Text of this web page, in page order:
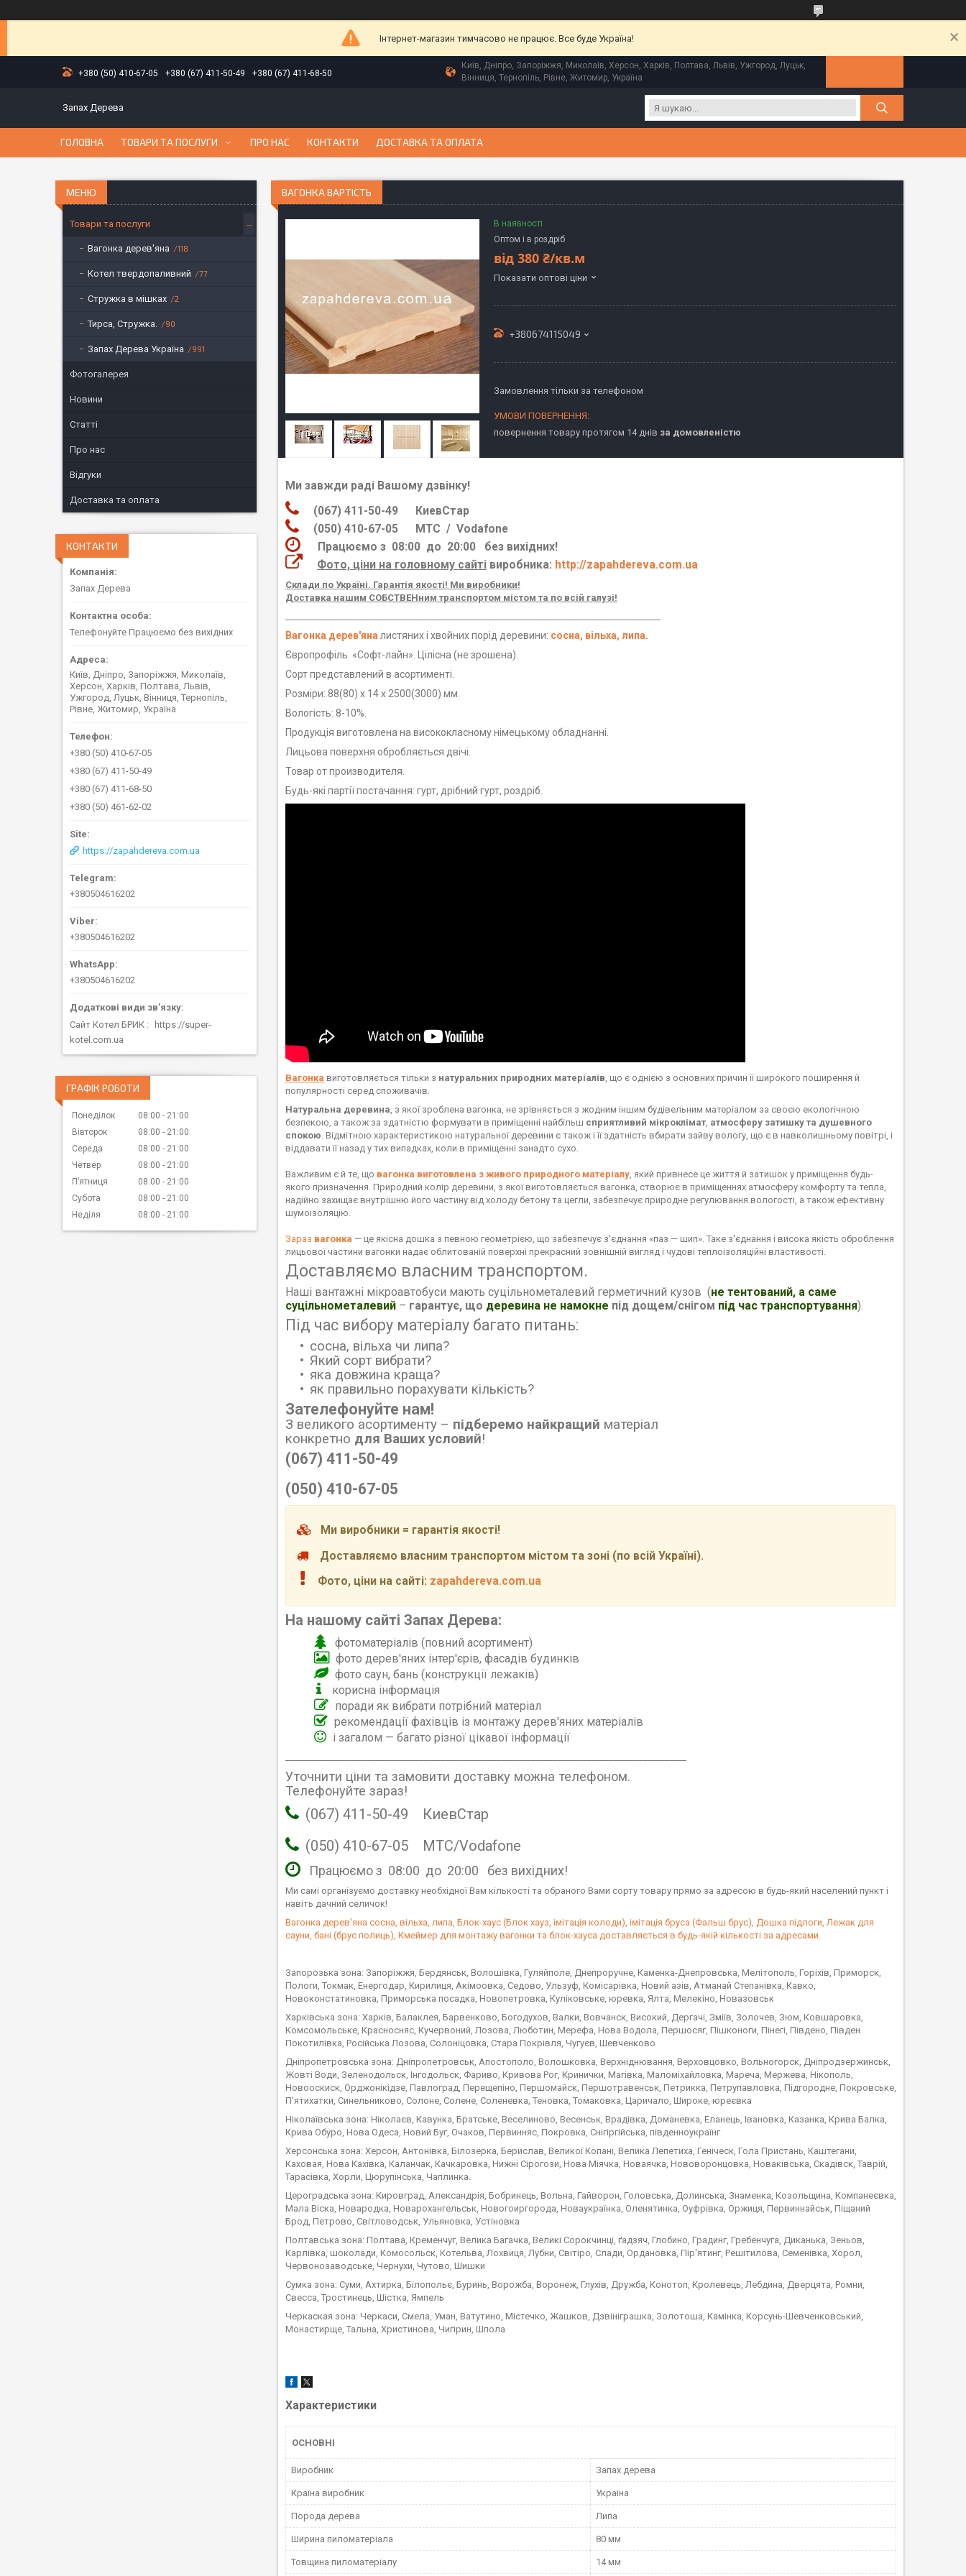
Інтернет-магазин тимчасово не працює. Все буде Україна!
+380 (50) 410-67-05 +380 (67) 411-50-49 +380 (67) 411-68-50
Київ, Дніпро, Запоріжжя, Миколаїв, Херсон, Харків, Полтава, Львів, Ужгород, Луцьк,
Вінниця, Тернопіль, Рівне, Житомир, Україна
Запах Дерева
ГОЛОВНА ТОВАРИ ТА ПОСЛУГИ ПРО НАС КОНТАКТИ ДОСТАВКА ТА ОПЛАТА
ВАГОНКА ВАРТІСТЬ
В наявності
Оптом і в роздріб
від 380 ₴/кв.м
Показати оптові ціни
+380674115049
Замовлення тільки за телефоном
повернення товару протягом 14 днів за домовленістю
Ми завжди раді Вашому дзвінку!
(067) 411-50-49 КиевСтар
(050) 410-67-05 МТС / Vodafone
Працюємо з 08:00 до 20:00 без вихідних!
Фото, ціни на головному сайті виробника: http://zapahdereva.com.ua
Склади по Україні. Гарантія якості! Ми виробники!
Доставка нашим СОБСТВЕНним транспортом містом та по всій галузі!
Вагонка дерев'яна листяних і хвойних порід деревини: сосна, вільха, липа.
Європрофіль. «Софт-лайн». Цілісна (не зрошена).
Сорт представлений в асортименті.
Розміри: 88(80) х 14 х 2500(3000) мм.
Вологість: 8-10%.
Продукція виготовлена на висококласному німецькому обладнанні.
Лицьова поверхня обробляється двічі.
Товар от производителя.
Будь-які партії постачання: гурт, дрібний гурт, роздріб.
Вагонка виготовляється тільки з натуральних природних матеріалів, що є однією з основних причин її широкого поширення й
популярності серед споживачів.
Натуральна деревина, з якої зроблена вагонка, не зрівняється з жодним іншим будівельним матеріалом за своєю екологічною
безпекою, а також за здатністю формувати в приміщенні найбільш сприятливий мікроклімат, атмосферу затишку та душевного
спокою. Відмітною характеристикою натуральної деревини є також і її здатність вбирати зайву вологу, що є в навколишньому повітрі, і
віддавати її назад у тих випадках, коли в приміщенні занадто сухо.
Важливим є й те, що вагонка виготовлена з живого природного матеріалу, який привнесе це життя й затишок у приміщення будь-
якого призначення. Природний колір деревини, з якої виготовляється вагонка, створює в приміщеннях атмосферу комфорту та тепла,
надійно захищає внутрішню його частину від холоду бетону та цегли, забезпечує природне регулювання вологості, а також ефективну
шумоізоляцію.
Зараз вагонка — це якісна дошка з певною геометрією, що забезпечує з'єднання «паз — шип». Таке з'єднання і висока якість оброблення
лицьової частини вагонки надає облитованій поверхні прекрасний зовнішній вигляд і чудові теплоізоляційні властивості.
Доставляємо власним транспортом.
Наші вантажні мікроавтобуси мають суцільнометалевий герметичний кузов (не тентований, а саме
суцільнометалевий – гарантує, що деревина не намокне під дощем/снігом під час транспортування).
Під час вибору матеріалу багато питань:
сосна, вільха чи липа?
Який сорт вибрати?
яка довжина краща?
як правильно порахувати кількість?
Зателефонуйте нам!
З великого асортименту – підберемо найкращий матеріал
конкретно для Ваших условий!
(067) 411-50-49
(050) 410-67-05
Ми виробники = гарантія якості!
Доставляємо власним транспортом містом та зоні (по всій Україні).
Фото, ціни на сайті: zapahdereva.com.ua
На нашому сайті Запах Дерева:
фотоматеріалів (повний асортимент)
фото дерев'яних інтер'єрів, фасадів будинків
фото саун, бань (конструкції лежаків)
корисна інформація
поради як вибрати потрібний матеріал
рекомендації фахівців із монтажу дерев'яних матеріалів
і загалом — багато різної цікавої інформації
Уточнити ціни та замовити доставку можна телефоном.
Телефонуйте зараз!
(067) 411-50-49 КиевСтар
(050) 410-67-05 МТС/Vodafone
Працюємо з 08:00 до 20:00 без вихідних!
Ми самі організуємо доставку необхідної Вам кількості та обраного Вами сорту товару прямо за адресою в будь-який населений пункт і
навіть дачний селичок!
Вагонка дерев'яна сосна, вільха, липа, Блок-хаус (Блок хауз, імітація колоди), імітація бруса (Фальш брус), Дошка підлоги, Лежак для
сауни, бані (брус полиць), Кмеймер для монтажу вагонки та блок-хауса доставляється в будь-якій кількості за адресами.
Запорозька зона: Запоріжжя, Бердянськ, Волошівка, Гуляйполе, Днепроручне, Каменка-Днепровська, Мелітополь, Горіхів, Приморск,
Пологи, Токмак, Енергодар, Кирилиця, Акімоовка, Седово, Ульзуф, Комісарівка, Новий азів, Атманай Степанівка, Кавко,
Новоконстатиновка, Приморська посадка, Новопетровка, Куліковське, юревка, Ялта, Мелекіно, Новазовськ
Харківська зона: Харків, Балаклея, Барвенково, Богодухов, Валки, Вовчанск, Високий, Дергачі, Зміїв, Золочев, Зюм, Ковшаровка,
Комсомольське, Красносняс, Кучервоний, Лозова, Люботин, Мерефа, Нова Водола, Першосяг, Пішконоги, Пінегі, Південо, Півден
Покотилівка, Російська Лозова, Солоніцовка, Стара Покрівля, Чугуєв, Шевченково
Дніпропетровська зона: Дніпропетровськ, Апостополо, Волошковка, Верхніднювання, Верховцовко, Вольногорск, Дніпродзержинськ,
Жовті Води, Зеленодольск, Інгодольск, Фариво, Кривова Рог, Кринички, Магівка, Маломіхайловка, Мареча, Мержева, Нікополь,
Новооскиск, Орджонікідзе, Павлоград, Перещепіно, Першомайск, Першотравенськ, Петрикка, Петрупавловка, Підгородне, Покровське,
П'ятихатки, Синельниково, Солоне, Солене, Соленевка, Теновка, Томаковка, Царичало, Широке, юреєвка
Ніколаївська зона: Ніколаєв, Кавунка, Братське, Веселиново, Весенськ, Врадівка, Доманевка, Еланець, Івановка, Казанка, Крива Балка,
Крива Обуро, Нова Одеса, Новий Буг, Очаков, Первинняс, Покровка, Снігіргійська, південноукраїнг
Херсонська зона: Херсон, Антонівка, Білозерка, Берислав, Великої Копані, Велика Лепетиха, Геніческ, Гола Пристань, Каштегани,
Каховая, Нова Кахівка, Каланчак, Качкаровка, Нижні Сірогози, Нова Міячка, Новаячка, Нововоронцовка, Новаківська, Скадівск, Таврій,
Тарасівка, Хорли, Цюрупінська, Чаплинка.
Цероградська зона: Кировград, Александрія, Бобринець, Вольна, Гайворон, Головська, Долинська, Знаменка, Козольщина, Компанеєвка,
Мала Віска, Новародка, Новарохангельськ, Новогоиргорода, Новаукраїнка, Оленятинка, Оуфрівка, Оржиця, Первиннайськ, Піщаний
Брод, Петрово, Світловодськ, Ульяновка, Устіновка
Полтавська зона: Полтава, Кременчуг, Велика Багачка, Великі Сорокчинці, ґадзяч, Глобино, Градинг, Гребенчуга, Диканька, Зеньов,
Карлівка, шоколади, Комосольск, Котельва, Лохвиця, Лубни, Світіро, Слади, Ордановка, Пір'ятинг, Решітилова, Семенівка, Хорол,
Червонозаводське, Чернухи, Чутово, Шишки
Сумка зона: Суми, Ахтирка, Білопольє, Буринь, Ворожба, Воронеж, Глухів, Дружба, Конотоп, Кролевець, Лебдина, Дверцята, Ромни,
Свесса, Тростинець, Шістка, Ямпель
Черкаская зона: Черкаси, Смела, Уман, Ватутино, Містечко, Жашков, Дзвініграшка, Золотоша, Камінка, Корсунь-Шевченковський,
Монастирще, Тальна, Христинова, Чигірин, Шпола
Характеристики
ОСНОВНІ
Виробник Запах дерева
Країна виробник Україна
Порода дерева Липа
Ширина пиломатеріала 80 мм
Товщина пиломатеріалу 14 мм
Товари та послуги
Вагонка дерев'яна 118
Котел твердопаливний 77
Стружка в мішках 2
Тирса, Стружка. 90
Запах Дерева Україна 991
Фотогалерея
Новини
Статті
Про нас
Відгуки
Доставка та оплата
КОНТАКТИ
Запах Дерева
Телефонуйте Працюємо без вихідних
Київ, Дніпро, Запоріжжя, Миколаїв,
Херсон, Харків, Полтава, Львів,
Ужгород, Луцьк, Вінниця, Тернопіль,
Рівне, Житомир, Україна
+380 (50) 410-67-05
+380 (67) 411-50-49
+380 (67) 411-68-50
+380 (50) 461-62-02
https://zapahdereva.com.ua
+380504616202
+380504616202
+380504616202
Сайт Котел БРИК
https://super-
kotel.com.ua
ГРАФІК РОБОТИ
Понеділок 08:00
21:00
Вівторок
08:00
21:00
Середа
08:00
21:00
Четвер
08:00
21:00
Пʼятниця
08:00
21:00
Субота
08:00
21:00
Неділя
08:00 21:00